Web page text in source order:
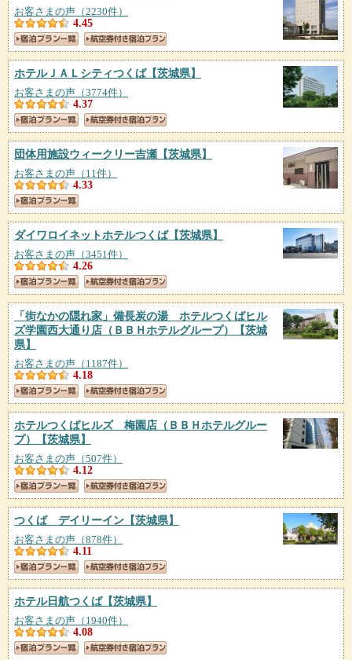
お客さまの声（2230件）
4.45
ホテルＪＡＬシティつくば【茨城県】
お客さまの声（3774件）
4.37
団体用施設ウィークリー吉瀬 【茨城県】
お客さまの声（11件）
4.33
ダイワロイネットホテルつくば【茨城県】
お客さまの声（3451件）
4.26
「街なかの隠れ家」備長炭の湯 ホテルつくばヒル
ズ学園西大通り店（ＢＢＨホテルグループ）
【茨城
県】
お客さまの声（1187件）
4.18
ホテルつくばヒルズ 梅園店（ＢＢＨホテルグルー
プ）
【茨城県】
お客さまの声（507件）
4.12
つくば デイリーイン 【茨城県】
お客さまの声（878件）
4.11
ホテル日航つくば【茨城県】
お客さまの声（1940件）
4.08